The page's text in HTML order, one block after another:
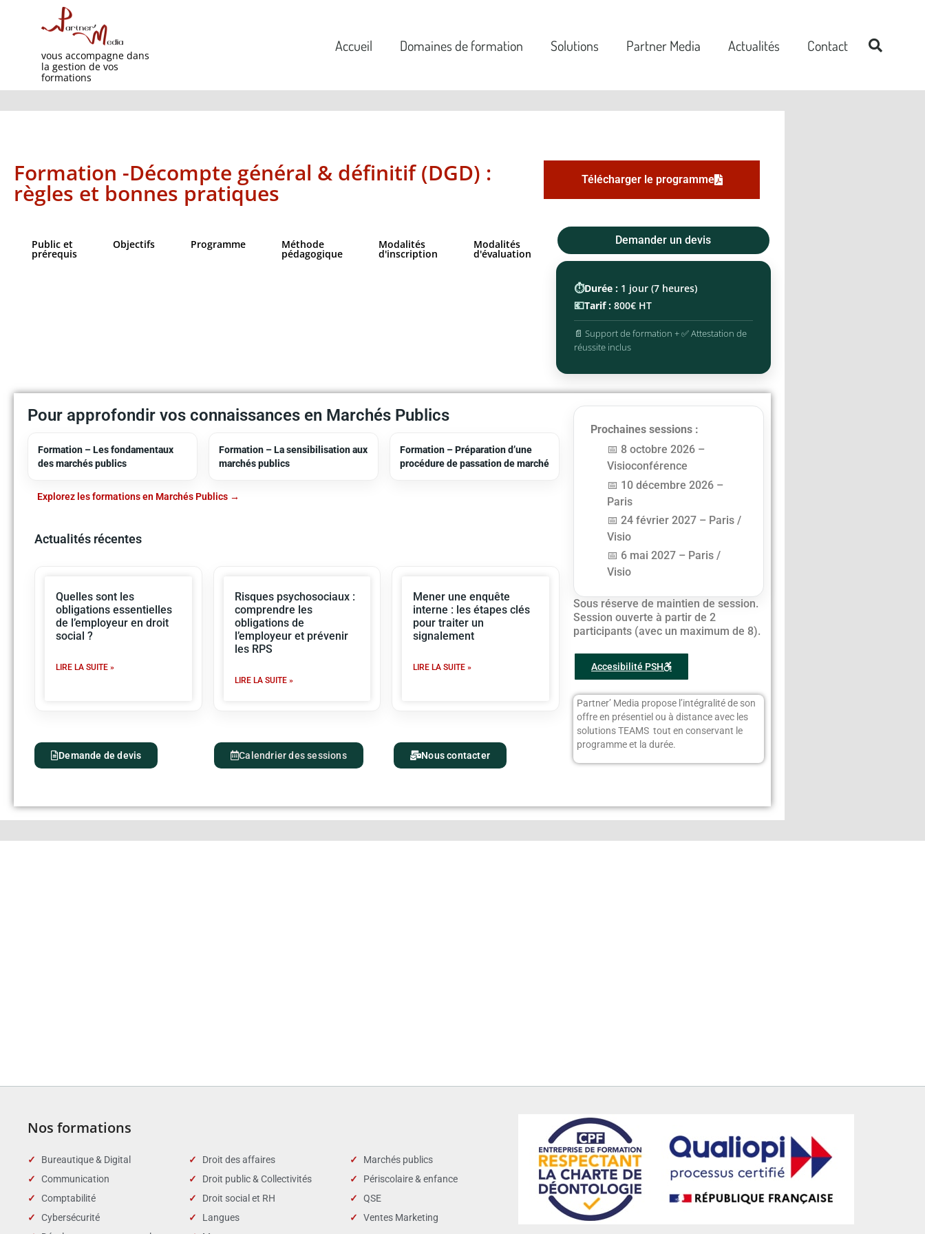
vous accompagne dans
la gestion de vos
formations
Accueil Domaines de formation Solutions Partner Media Actualités Contact
Formation -Décompte général & définitif (DGD) :
règles et bonnes pratiques Télécharger le programme
Public et
prérequis
Objectifs​ Programme Méthode
pédagogique
Modalités
d'inscription
Modalités
d'évaluation
Demander un devis
⏱️Durée : 1 jour (7 heures)
💶Tarif : 800€ HT
📄 Support de formation + ✅ Attestation de
réussite inclus
Pour approfondir vos connaissances en Marchés Publics
Formation – Les fondamentaux
des marchés publics
Formation – La sensibilisation aux
marchés publics
Formation – Préparation d’une
procédure de passation de marché
Explorez les formations en Marchés Publics
Actualités récentes
Quelles sont les
obligations essentielles
de l’employeur en droit
social ?
LIRE LA SUITE »
Risques psychosociaux :
comprendre les
obligations de
l’employeur et prévenir
les RPS
LIRE LA SUITE »
Mener une enquête
interne : les étapes clés
pour traiter un
signalement
LIRE LA SUITE »
Demande de devis Calendrier des sessions Nous contacter
Prochaines sessions :
8 octobre 2026 –
Visioconférence
10 décembre 2026 –
Paris
24 février 2027 – Paris /
Visio
6 mai 2027 – Paris /
Visio
Sous réserve de maintien de session.
Session ouverte à partir de 2
participants (avec un maximum de 8).
Accesibilité PSH
Partner’ Media propose l’intégralité de son
offre en présentiel ou à distance avec les
solutions TEAMS tout en conservant le
programme et la durée.
Nos formations
Bureautique & Digital
Communication
Comptabilité
Cybersécurité
Droit des affaires
Droit public & Collectivités
Droit social et RH
Langues
Marchés publics
Périscolaire & enfance
QSE
Ventes Marketing